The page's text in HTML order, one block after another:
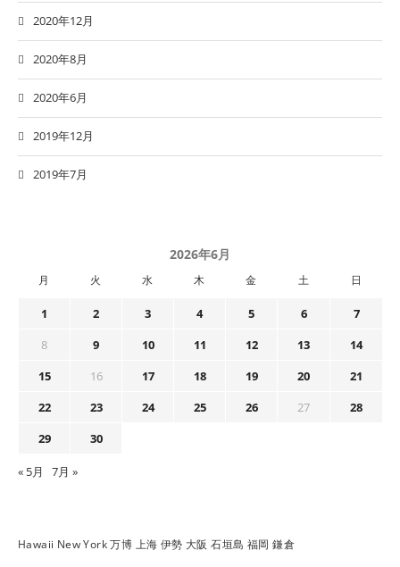
2020年12月
2020年8月
2020年6月
2019年12月
2019年7月
2026年6月
月 火 水 木 金 土 日
1 2 3 4 5 6
7
8
9 10 11 12 13
14
15
16 17 18 19 20
21
22
23 24 25 26 27
28
29
30
« 5月 7月 »
Hawaii New York 万博 上海 伊勢 大阪 石垣島 福岡 鎌倉